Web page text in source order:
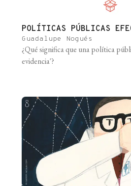
POLÍTICAS PÚBLICAS
Guadalupe Nogués
¿Qué significa que una política
evidencia'?